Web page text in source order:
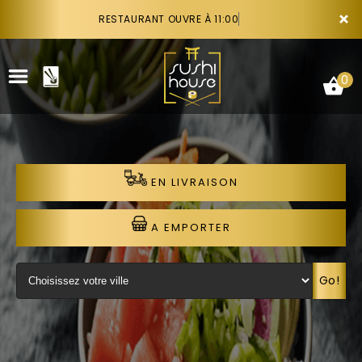
×
RESTAURANT OUVRE À 11:00
VOTRE COMPTE
NOTRE RESTAURANT
VOS AVIS
0
EN LIVRAISON
A EMPORTER
Go!